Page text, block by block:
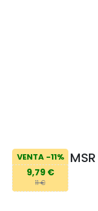
VENTA -11%
9,79 €
11 €